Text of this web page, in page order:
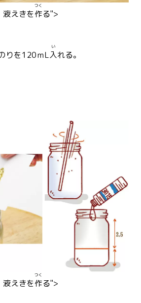
液えきを作
つく
る">
りを120ｍL入
い
れる。
液えきを作
つく
る">